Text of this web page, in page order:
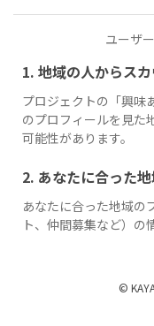
ユーザ
1. 地域の人からス
プロジェクトの「興味
のプロフィールを見た
可能性があります。
2. あなたに合った
あなたに合った地域の
ト、仲間募集など）の
©